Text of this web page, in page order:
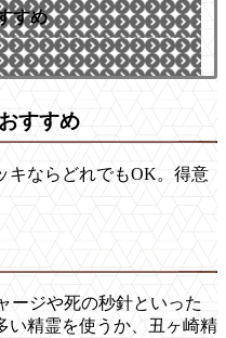
すめ
すすめ
キならどれでもOK。得意
ージや死の秒針といった
い精霊を使うか、丑ヶ崎精